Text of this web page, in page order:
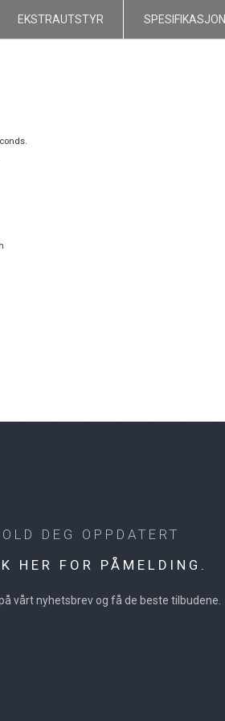
EKSTRAUTSTYR
DEG OPPDATERT
HER FOR PÅMELDING.
vårt nyhetsbrev og få de beste tilbudene.